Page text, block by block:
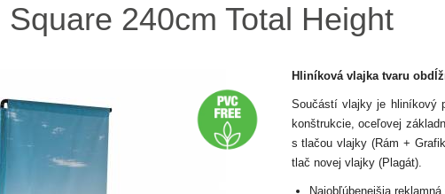
240cm Total Height
Hliníková vlajka tvaru
Součástí vlajky je hliníkový
konštrukcie, oceľovej
s tlačou vlajky (Rám +
tlač novej vlajky (Plagát).
Najobľúbenejšia